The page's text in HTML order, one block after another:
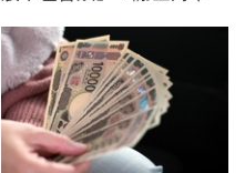
出事：根本把投資人丟火坑